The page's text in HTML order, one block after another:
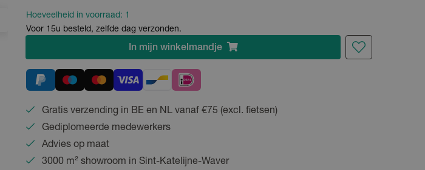
Hoeveelheid in voorraad: 1
Voor 15u besteld, zelfde dag verzonden.
In mijnwinkelmandje
Gratis verzending in BE en NL vanaf €75 (excl. fietsen)
Gediplomeerde medewerkers
Advies op maat
3000 m² showroom in Sint-Katelijne-Waver